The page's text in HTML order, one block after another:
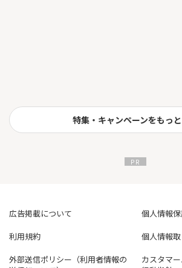
特集・キャンペーンをもっ
広告掲載について
個人情報
利用規約
個人情報
外部送信ポリシー（利用者情報の
カスタマ